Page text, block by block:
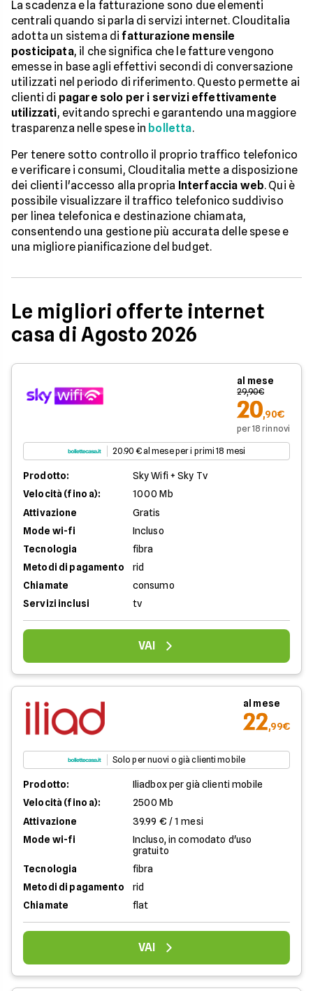
La scadenza e la fatturazione sono due elementi
centrali quando si parla di servizi internet. Clouditalia
adotta un sistema difatturazione mensile
posticipata, il che significa che le fatture vengono
emesse in base agli effettivi secondi di conversazione
utilizzati nel periodo di riferimento. Questo permette ai
clienti di pagare solo per i servizi effettivamente
utilizzati, evitando sprechi e garantendo una maggiore
trasparenza nelle spese in bolletta.
Per tenere sotto controllo il proprio traffico telefonico
e verificare i consumi, Clouditalia mette a disposizione
dei clienti l'accesso alla propria Interfaccia web. Qui è
possibile visualizzare il traffico telefonico suddiviso
per linea telefonica e destinazione chiamata,
consentendo una gestione più accurata delle spese e
una migliore pianificazione del budget.
Le migliori offerte internet
casa di Agosto 2026
al mese
29,90€
20,90€
per 18 rinnovi
20.90 € al mese per i primi 18 mesi
Prodotto:
Sky Wifi + Sky Tv
Velocità (fino a):
1000 Mb
Attivazione
Gratis
Mode wi-fi
Incluso
Tecnologia
fibra
Metodi di pagamento
rid
Chiamate
consumo
Servizi inclusi
tv
VAI
al mese
22,99€
Solo per nuovi o già clienti mobile
Prodotto:
Iliadbox per già clienti mobile
Velocità (fino a):
2500 Mb
Attivazione
39.99 € / 1 mesi
Mode wi-fi
Incluso, in comodato d'uso
gratuito
Tecnologia
fibra
Metodi di pagamento
rid
Chiamate
flat
VAI